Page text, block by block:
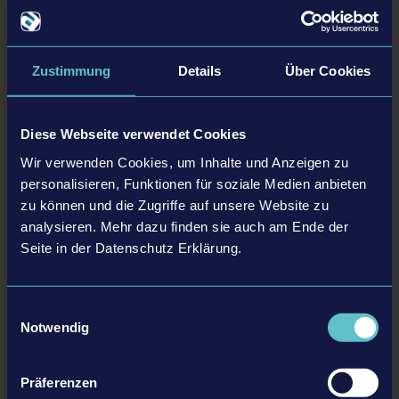
Zustimmung Details Über Cookies
Diese Webseite verwendet Cookies
Wir verwenden Cookies, um Inhalte und Anzeigen zu
personalisieren, Funktionen für soziale Medien anbieten
zu können und die Zugriffe auf unsere Website zu
analysieren. Mehr dazu finden sie auch am Ende der
Seite in der Datenschutz Erklärung.
Notwendig
Präferenzen
Die Spaceport Expansion, das SANY Pack, das JCB Pack und die
Airfield Expansion für den Bau-Simulator wurden/werden mit
Klimaschutz (BMWK) im Rahmen der „Computerspielförderung des
Bundes“ entwickelt.
ZURÜCK ZUR ÜBERSICHT